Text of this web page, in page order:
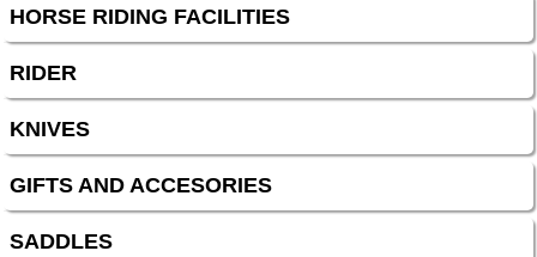
HORSE RIDING FACILITIES
RIDER
KNIVES
GIFTS AND ACCESORIES
SADDLES